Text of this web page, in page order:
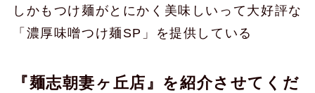
しかもつけ麺がとにかく美味しいって大好評な
「濃厚味噌つけ麺SP」を提供している
『麺志朝妻ヶ丘店』を紹介させてくだ